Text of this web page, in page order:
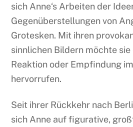
sich Anne‘s Arbeiten der
Gegenüberstellungen von
Grotesken. Mit ihren
sinnlichen Bildern möchte
Reaktion oder Empfindung
hervorrufen.
Seit ihrer Rückkehr nach
sich Anne auf figurative,